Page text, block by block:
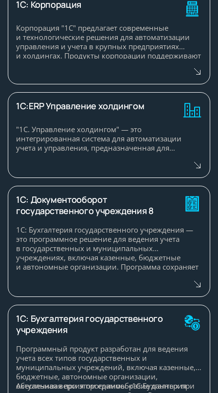
государственных больницах, так и в коммерческих
медицинских организациях, включая
поликлиники, стационары и розничные аптечные
пункты. Его универсальные функции позволяют
работу аптечных подразделений.
1C: Корпорация
Корпорация "1С" предлагает современные
и технологические решения для автоматизации
управления и учета в крупных предприятиях
и холдингах. Продукты корпорации поддерживают
Системы "1С" помогают предприятиям
и организациям эффективно использовать
корпоративные ресурсы, обеспечивая
централизованное руководство и интеграцию
1C:ERP Управление холдингом
"1С. Управление холдингом" — это
интегрированная система для автоматизации
учета и управления, предназначенная для
помогает наладить
организацию производственными, финансовыми
и кадровыми процессами, обеспечивая
централизованный контроль и точное
планирование. Решение эффективно адаптируется
комплексные процессы и многосоставные бизнес-
структуры.
1С: Документооборот
государственного учреждения 8
1С: Бухгалтерия государственного учреждения —
это программное решение для ведения учета
в государственных и муниципальных
учреждениях, включая казенные, бюджетные
и автономные организации. Программа сохраняет
распорядителей и главных распорядителей
бюджетных средств, органов власти и управления,
внебюджетных фондов, финансовых
и казначейских структур, а также государственных
академий наук.
1С: Бухгалтерия государственного
учреждения
Программный продукт разработан для ведения
учета всех типов государственных и
муниципальных учреждений, включая казенные,
бюджетные, автономные организации,
обеспечивая при этом единообразие данных при
Актуальная версия программы «1С:Бухгалтерия